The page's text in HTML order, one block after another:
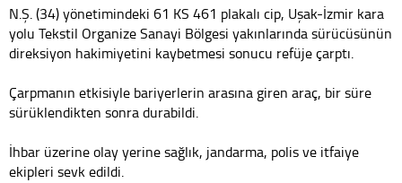
N.Ş. (34) yönetimindeki 61 KS 461 plakalı cip, Uşak-İzmir kara
yolu Tekstil Organize Sanayi Bölgesi yakınlarında sürücüsünün
direksiyon hakimiyetini kaybetmesi sonucu refüje çarptı.
Çarpmanın etkisiyle bariyerlerin arasına giren araç, bir süre
sürüklendikten sonra durabildi.
İhbar üzerine olay yerine sağlık, jandarma, polis ve itfaiye
ekipleri sevk edildi.